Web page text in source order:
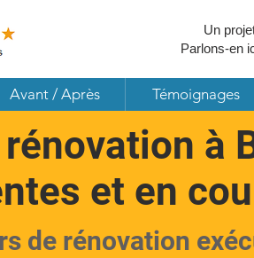
Un
Parlons-en
Avant / Après Témoignages
à
et en
de rénovation